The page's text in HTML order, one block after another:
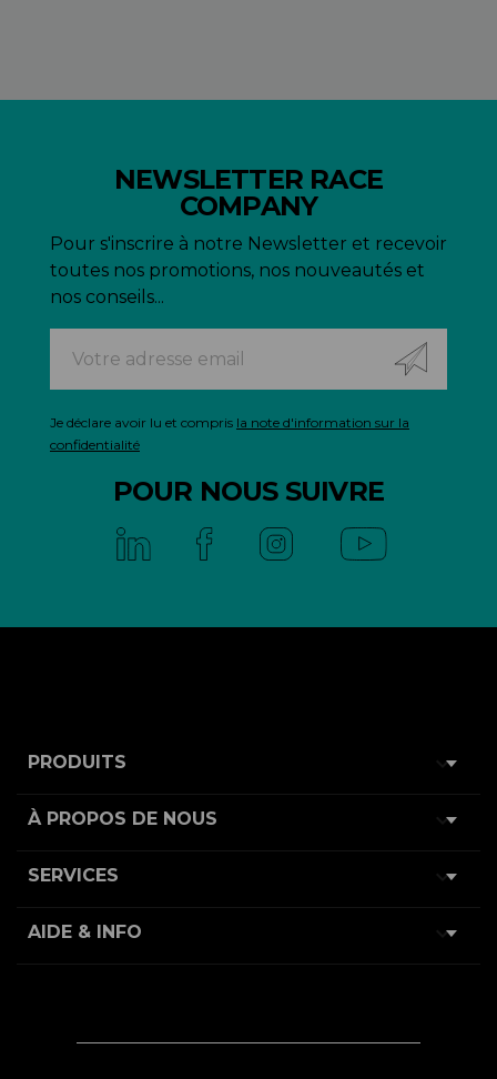
NEWSLETTER RACE
COMPANY
Pour s'inscrire à notre Newsletter et recevoir
toutes nos promotions, nos nouveautés et
nos conseils...
Je déclare avoir lu et compris la note d'information sur la
confidentialité
POUR NOUS SUIVRE
PRODUITS 
À PROPOS DE NOUS 
SERVICES 
AIDE & INFO 